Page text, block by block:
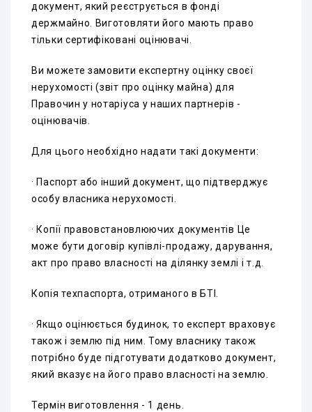
документ, який реєструється в фонді
держмайно. Виготовляти його мають право
тільки сертифіковані оцінювачі.
Ви можете замовити експертну оцінку своєї
нерухомості (звіт про оцінку майна) для
Правочин у нотаріуса у наших партнерів -
оцінювачів.
Для цього необхідно надати такі документи:
· Паспорт або інший документ, що підтверджує
особу власника нерухомості.
· Копії правовстановлюючих документів Це
може бути договір купівлі-продажу, дарування,
акт про право власності на ділянку землі і т.д.
Копія техпаспорта, отриманого в БТІ.
· Якщо оцінюється будинок, то експерт враховує
також і землю під ним. Тому власнику також
потрібно буде підготувати додатково документ,
який вказує на його право власності на землю.
Термін виготовлення - 1 день.